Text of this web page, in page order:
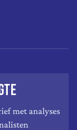
met analyses